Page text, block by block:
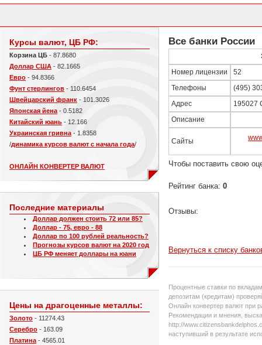
Курсы валют, ЦБ РФ:
Корзина ЦБ - 87.8680
Доллар США - 82.1665
Евро - 94.8366
Фунт стерлингов - 110.6454
Швейцарский франк - 101.3026
Японская йена - 0.5182
Китайский юань - 12.166
Украинская гривна - 1.8358
/динамика курсов валют с начала года/
ОНЛАЙН КОНВЕРТЕР ВАЛЮТ
Последние материалы
Доллар должен стоить 72 или 85?
Доллар - 75, евро - 88
Доллар по 100 рублей реальность?
Прогнозы курсов валют на 2020 год
ЦБ РФ меняет доллары на юани
Цены на драгоценные металлы:
Золото - 11274.43
Серебро - 163.09
Платина - 4565.01
Все банки России
Номер лицензии 52
Телефоны (495)
Адрес 195027
Описание
Сайты
Чтобы поставить свою
Рейтинг банка: 0
Отзывы:
Вернуться к списку
Процентные ставки по
депозитам (кредитам)
Онлайн конвертер валют при
Рекомендации и мнения,
http://
наступивший в результате